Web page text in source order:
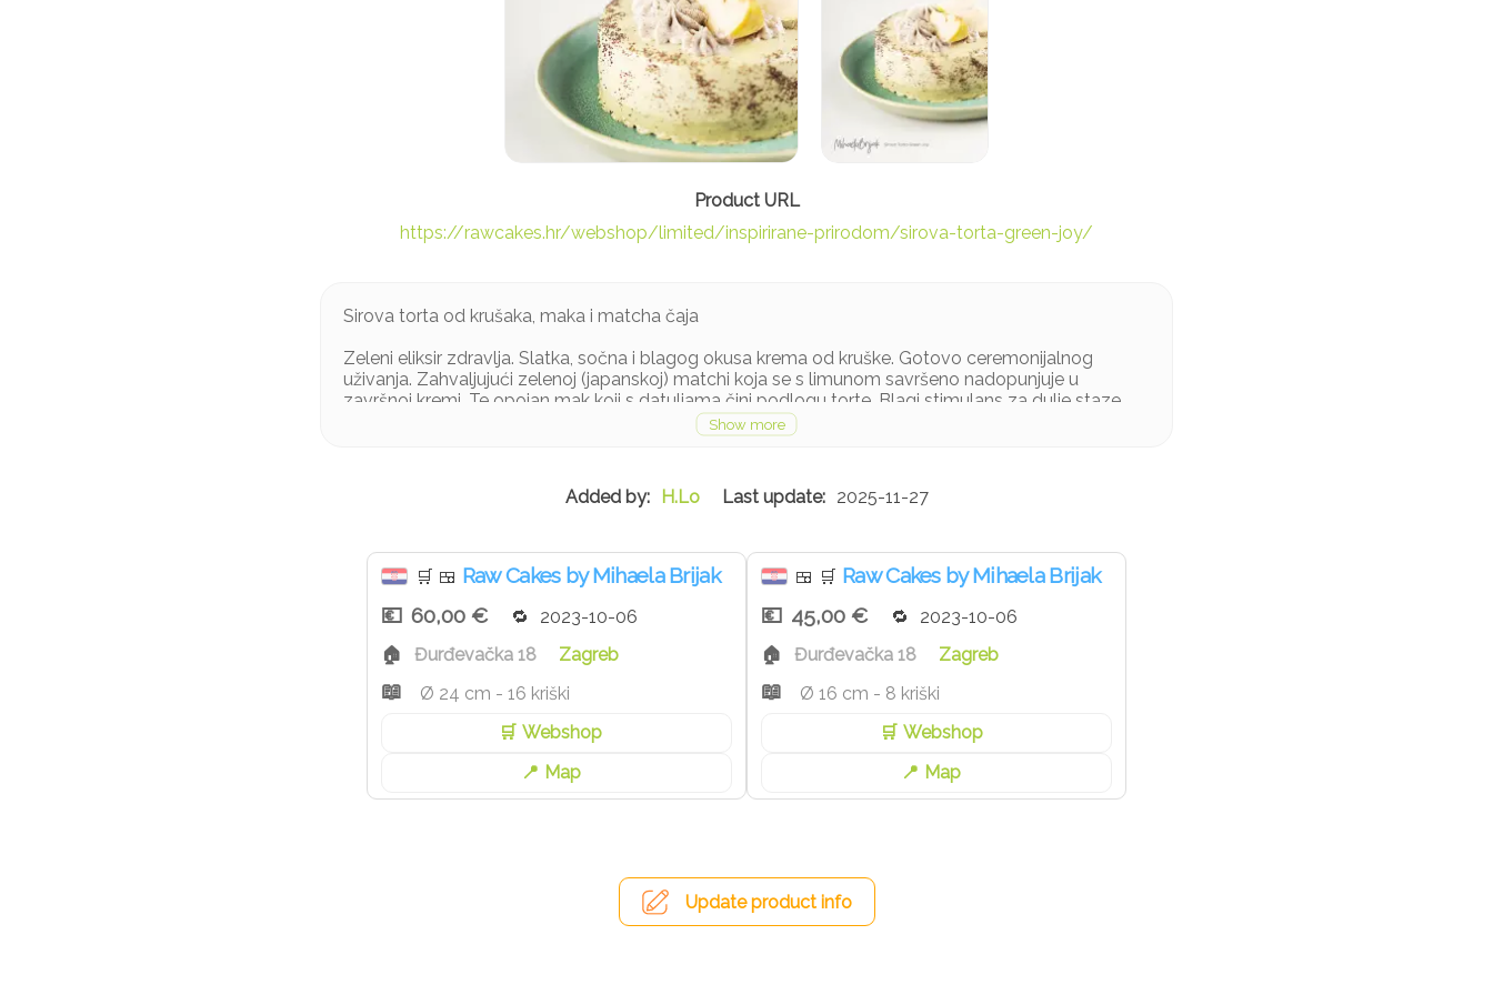
https://rawcakes.hr/webshop/limited/inspirirane-prirodom/sirova-torta-green-joy/
Sirova torta od krušaka, maka i matcha čaja
Zeleni eliksir zdravlja. Slatka, sočna i blagog okusa krema od kruške. Gotovo ceremonijalnog
uživanja. Zahvaljujući zelenoj (japanskoj) matchi koja se s limunom savršeno nadopunjuje u
završnoj kremi. Te opojan mak koji s datuljama čini podlogu torte. Blagi stimulans za dulje staze.
Sastojci: *Indijski oraščići, *mak, *datulje, *agava sirup, *burbon vanilija, *kakao maslac, *kokosovo
*sastojci iz ekološkog uzgoja
H.Lo 2025-11-27
🛒 🍱 Raw Cakes by Mihaela Brijak
60,00 €
2023-10-06
Đurđevačka 18
Zagreb
Ø 24 cm - 16 kriški
Webshop
Map
🍱 🛒 Raw Cakes by Mihaela Brijak
45,00 €
2023-10-06
Đurđevačka 18
Zagreb
Ø 16 cm - 8 kriški
Webshop
Map
Update product info